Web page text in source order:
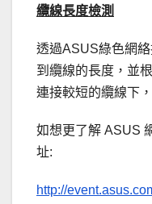
纜線長度檢測
透過ASUS綠色網
到纜線的長度，並
連接較短的纜線下
如想更了解 ASUS
址:
http://